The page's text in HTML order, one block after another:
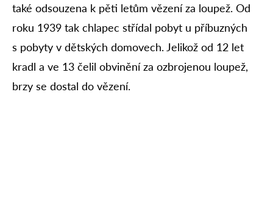
také odsouzena k pěti letům vězení za loupež. Od
roku 1939 tak chlapec střídal pobyt u příbuzných
s pobyty v dětských domovech. Jelikož od 12 let
kradl a ve 13 čelil obvinění za ozbrojenou loupež,
brzy se dostal do vězení.